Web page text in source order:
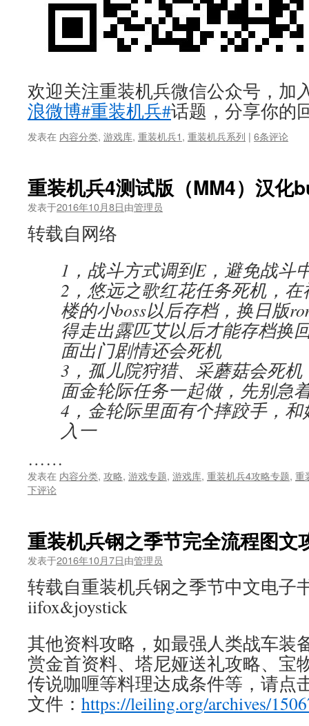
欢迎关注重装机兵微信公众号，加
浪微博#重装机兵#话题，分享你
发表在 内容分类, 游戏库, 重装机兵1, 重装机兵系列 | 6条评论
重装机兵4测试版（MM4）汉化
发表于2016年10月8日由管理员
转载自网络
1，战斗方式调到E，避免战斗
2，悠远之歌红花任务死机，
楼的小boss以后存档，换日版
得走出露匹艾以后才能存档换
面出门剧情还会死机
3，孤儿院狩猎、采蘑菇会死
面金轮际任务一起做，先别急
4，金轮际里面有个摔跤手，
入一
……
发表在 内容分类, 攻略, 游戏专题, 游戏库, 重装机兵4攻略专题, 重
下评论
重装机兵钢之季节完全流程图文
发表于2016年10月7日由管理员
转载自重装机兵钢之季节中文电子
iifox&joystick
其他资料攻略，如最强人类战车装
赏金首资料、塔尼娅送礼攻略、宝
传说咖喱等料理达成条件等，请点
文件： https://leiling.org/archives/